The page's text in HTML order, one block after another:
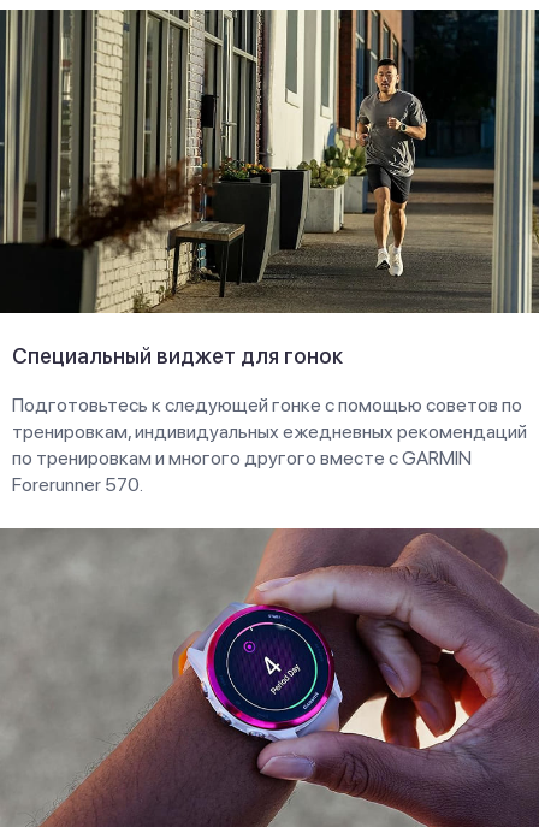
Специальный виджет для гонок
Подготовьтесь к следующей гонке с помощью советов по
тренировкам, индивидуальных ежедневных рекомендаций
по тренировкам и многого другого вместе с GARMIN
Forerunner 570.